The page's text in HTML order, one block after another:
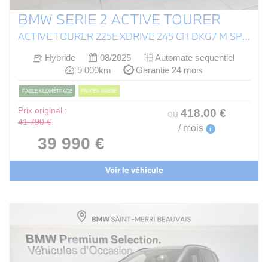
BMW SERIE 2 ACTIVE TOURER
ACTIVE TOURER 225E XDRIVE 245 CH DKG7 M SPORT
Hybride 08/2025
Automate sequentiel
9 000km
Garantie 24 mois
FAIBLE KILOMÉTRAGE PRIX EN BAISSE
Prix original :
41 790 €
39 990 €
ou 418.00 €
/ mois i
Voir le véhicule